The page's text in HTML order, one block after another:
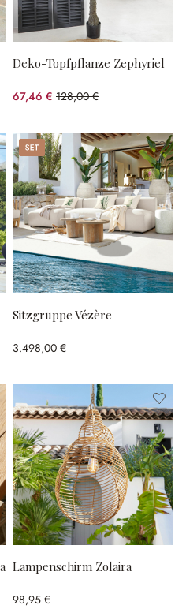
Deko-Topfpflanze Zephyriel
67,46 € 128,00 €
(47.3% gespart)
Set
Sitzgruppe Vézère
3.498,00 €
Lampenschirm Zolaira
98,95 €